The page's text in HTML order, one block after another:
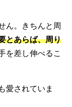
ん。きちんと周
とあらば、周り
を差し伸べるこ
愛されていま